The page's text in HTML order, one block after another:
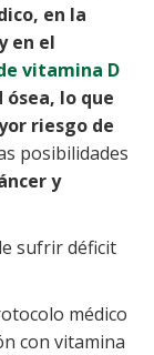
en la
en el
vitamina D
lo que
riesgo de
posibilidades
y
sufrir déficit
médico
con vitamina